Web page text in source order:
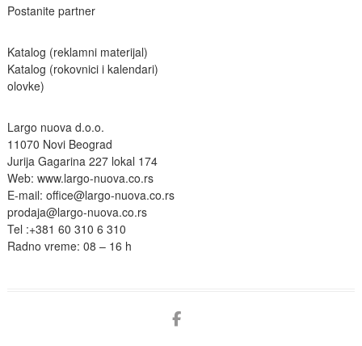
Postanite partner
Katalog (reklamni materijal)
Katalog (rokovnici i kalendari)
olovke)
Largo nuova d.o.o.
11070 Novi Beograd
Jurija Gagarina 227 lokal 174
Web: www.largo-nuova.co.rs
E-mail: office@largo-nuova.co.rs
prodaja@largo-nuova.co.rs
Tel :+381 60 310 6 310
Radno vreme: 08 – 16 h
facebook